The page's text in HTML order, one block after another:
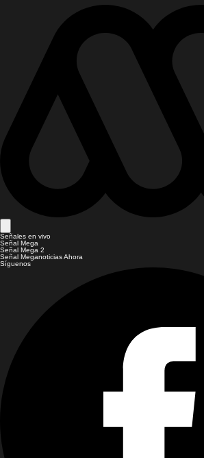
Señales en vivo
Señal Mega
Señal Mega 2
Señal Meganoticias Ahora
Síguenos